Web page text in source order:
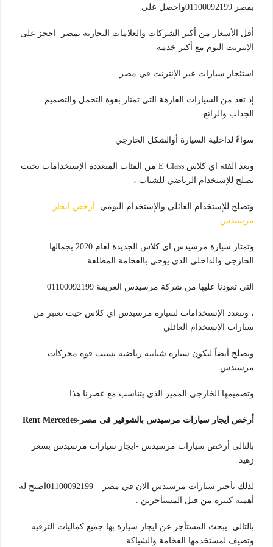
بمصر 01100092199واحصل على
أقل الأسعار من أكبر الشركات والعلامات التجارية بمصر احجز على
الإنترنت اليوم مع أكبر خدمة
استئجار سيارات عبر الإنترنت في مصر .
إذ تعد من السيارات الفارهة التي تمتاز بقوة التحمل والتصميم
الجذاب والرائع
سواءً لداخلية السيارة أوالشكل الخارجي
وتعد الفئة اي كلاس E Class من الفئات المتعددة الإستخدامات بحيث
تصلح للإستخدام الرياضي للشباب ،
وتصلح للإستخدام العائلي والإستخدام اليومي . أرخص ايجار
مرسيدس
وتمتاز سيارة مرسيدس اي كلاس الجديدة لعام 2020 بجمالها
الخارجي والداخلي الذي يوحي بالفخامة المطلقة
التي تعودنا عليها من شركة مرسيدس العريقة 01100092199
، وتتعدد الإستخدامات لسيارة مرسيدس اي كلاس حيث تعتبر من
سيارات الإستخدام العائلي
وتصلح أيضاً لتكون سيارة شبابية رياضية بسبب قوة محركات
مرسيدس
وتصميمها الخارجي المميز الذي يتناسب مع عصرنا هذا .
أرخص ايجار سيارات مرسيدس بالشوفير فى مصر-Rent Mercedes
بالتالى أرخص سيارات مرسيدس -ايجار سيارات مرسيدس بسعر
زهيد
لذلك تأجير سيارات مرسيدس الان في مصر – 01100092199اصبح له
أهمية كبيرة من قبل المستأجرين .
بالتالى يبحث المستأجر عن ايجار سيارة بها جميع كماليات الترفيه
وتضيف لمستخدمها الفخامة والشياكة .